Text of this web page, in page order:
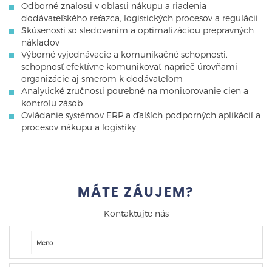
Odborné znalosti v oblasti nákupu a riadenia
dodávateľského reťazca, logistických procesov a regulácii
Skúsenosti so sledovaním a optimalizáciou prepravných
nákladov
Výborné vyjednávacie a komunikačné schopnosti,
schopnosť efektívne komunikovať naprieč úrovňami
organizácie aj smerom k dodávateľom
Analytické zručnosti potrebné na monitorovanie cien a
kontrolu zásob
Ovládanie systémov ERP a ďalších podporných aplikácií a
procesov nákupu a logistiky
MÁTE ZÁUJEM?
Kontaktujte nás
Meno